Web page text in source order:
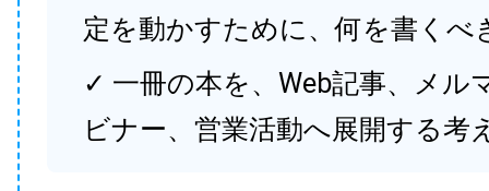
定を動かすために、何を書くべ
✓ 一冊の本を、Web記事、メル
ビナー、営業活動へ展開する考